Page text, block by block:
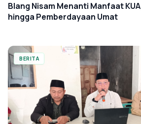
Blang Nisam Menanti Manfaat
hingga Pemberdayaan Umat
BERITA